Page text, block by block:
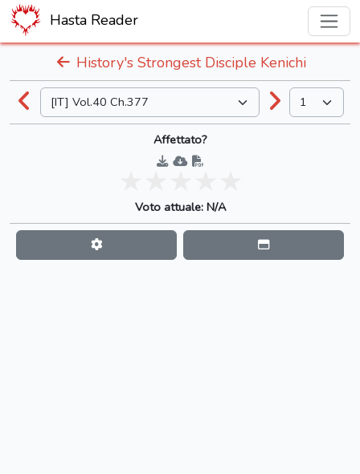
Hasta Reader
History's Strongest Disciple Kenichi
Affettato?
Voto attuale: N/A